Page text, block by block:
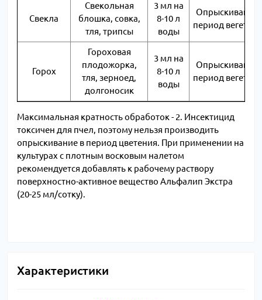
Свекла
Свекольная
блошка, совка,
тля, трипсы
3 мл на
8-10 л
воды
Опрыскивание
период
Горох
Гороховая
плодожорка,
тля, зерноед,
долгоносик
3 мл на
8-10 л
воды
Опрыскивание
период
Максимальная кратность обработок - 2. Инсектицид
токсичен для пчел, поэтому нельзя производить
опрыскивание в период цветения. При применении на
культурах с плотным восковым налетом
рекомендуется добавлять к рабочему раствору
поверхностно-активное вещество Альфалип Экстра
(20-25 мл/сотку).
Характеристики